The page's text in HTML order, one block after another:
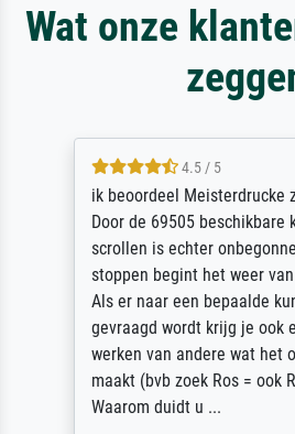
Wat onze
4.5 / 5
ik beoordeel Meisterdrucke
Door de 69505 beschikbare
scrollen is echter
stoppen begint het weer
Als er naar een bepaalde
gevraagd wordt krijg je ook
werken van andere wat het
maakt (bvb zoek Ros = ook
Waarom duidt u ...